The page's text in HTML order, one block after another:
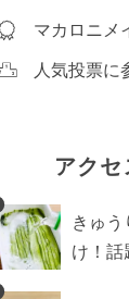
マカロニメ
人気投票に
アク
きゅ
け！話